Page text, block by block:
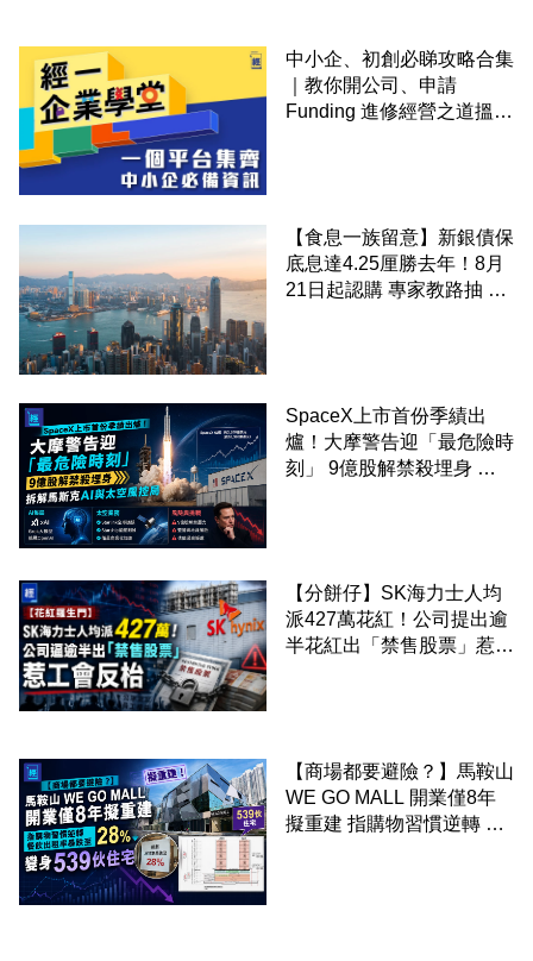
中小企、初創必睇攻略合集
｜教你開公司、申請
Funding 進修經營之道搵大
【食息一族留意】新銀債保
底息達4.25厘勝去年！8月
21日起認購 專家教路抽 20
SpaceX上市首份季績出
爐！大摩警告迎「最危險時
刻」 9億股解禁殺埋身 拆
【分餅仔】SK海力士人均
派427萬花紅！公司提出逾
半花紅出「禁售股票」惹工
【商場都要避險？】馬鞍山
WE GO MALL 開業僅8年
擬重建 指購物習慣逆轉 餐